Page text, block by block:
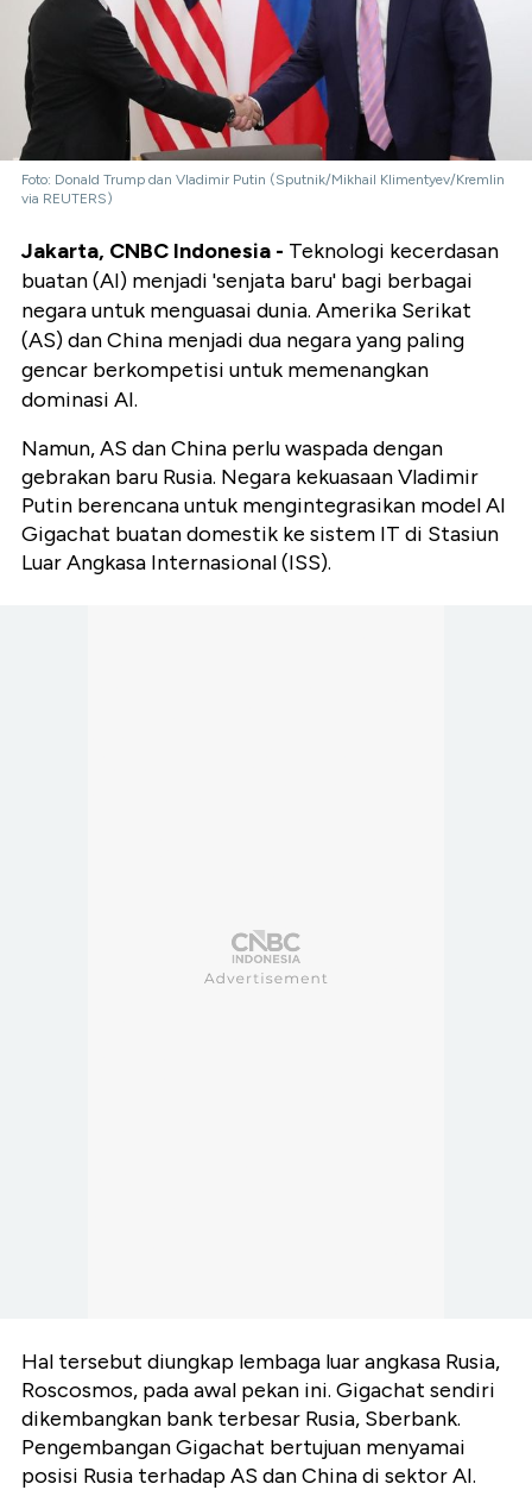
Foto: Donald Trump dan Vladimir Putin (Sputnik/Mikhail Klimentyev/Kremlin
via REUTERS)
Jakarta, CNBC Indonesia - Teknologi kecerdasan
buatan (AI) menjadi 'senjata baru' bagi berbagai
negara untuk menguasai dunia. Amerika Serikat
(AS) dan China menjadi dua negara yang paling
gencar berkompetisi untuk memenangkan
dominasi AI.
Namun, AS dan China perlu waspada dengan
gebrakan baru Rusia. Negara kekuasaan Vladimir
Putin berencana untuk mengintegrasikan model AI
Gigachat buatan domestik ke sistem IT di Stasiun
Luar Angkasa Internasional (ISS).
Hal tersebut diungkap lembaga luar angkasa Rusia,
Roscosmos, pada awal pekan ini. Gigachat sendiri
dikembangkan bank terbesar Rusia, Sberbank.
Pengembangan Gigachat bertujuan menyamai
posisi Rusia terhadap AS dan China di sektor AI.